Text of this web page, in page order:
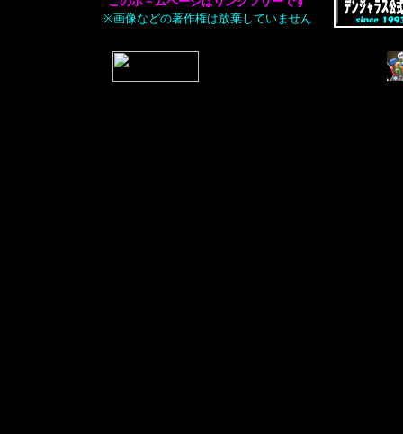
※画像などの著作権は放棄していません